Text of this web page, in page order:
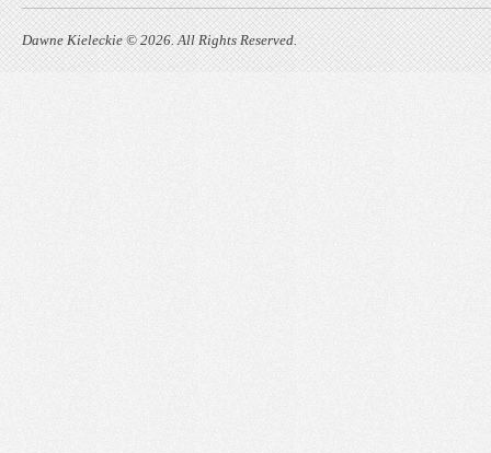
Dawne Kieleckie © 2026. All Rights Reserved.